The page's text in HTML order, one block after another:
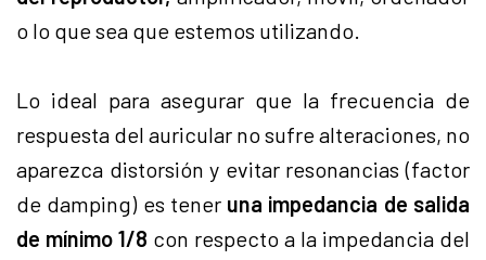
o lo que sea que estemos utilizando.
Lo ideal para asegurar que la frecuencia de
respuesta del auricular no sufre alteraciones, no
aparezca distorsión y evitar resonancias (factor
de damping) es tener una impedancia de salida
de mínimo 1/8 con respecto a la impedancia del